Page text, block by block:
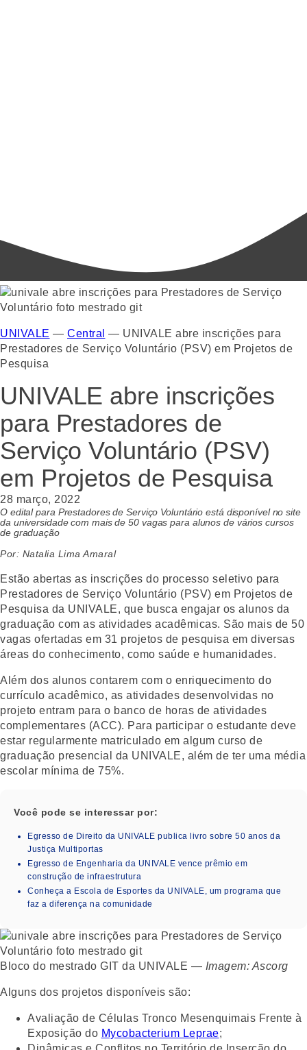
UNIVALE — Central — UNIVALE abre inscrições para
Prestadores de Serviço Voluntário (PSV) em Projetos de
Pesquisa
UNIVALE abre inscrições
para Prestadores de
Serviço Voluntário (PSV)
em Projetos de Pesquisa
28 março, 2022
O edital para Prestadores de Serviço Voluntário está disponível no site
da universidade com mais de 50 vagas para alunos de vários cursos
de graduação
Por: Natalia Lima Amaral
Estão abertas as inscrições do processo seletivo para
Prestadores de Serviço Voluntário (PSV) em Projetos de
Pesquisa da UNIVALE, que busca engajar os alunos da
graduação com as atividades acadêmicas. São mais de 50
vagas ofertadas em 31 projetos de pesquisa em diversas
áreas do conhecimento, como saúde e humanidades.
Além dos alunos contarem com o enriquecimento do
currículo acadêmico, as atividades desenvolvidas no
projeto entram para o banco de horas de atividades
complementares (ACC). Para participar o estudante deve
estar regularmente matriculado em algum curso de
graduação presencial da UNIVALE, além de ter uma média
escolar mínima de 75%.
Você pode se interessar por:
Egresso de Direito da UNIVALE publica livro sobre 50 anos da
Justiça Multiportas
Egresso de Engenharia da UNIVALE vence prêmio em
construção de infraestrutura
Conheça a Escola de Esportes da UNIVALE, um programa que
faz a diferença na comunidade
Bloco do mestrado GIT da UNIVALE — Imagem: Ascorg
Alguns dos projetos disponíveis são:
Avaliação de Células Tronco Mesenquimais Frente à
Exposição do Mycobacterium Leprae;